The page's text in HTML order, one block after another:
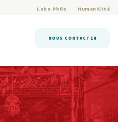
Labo Philo HumaniCité
NOUS CONTACTER